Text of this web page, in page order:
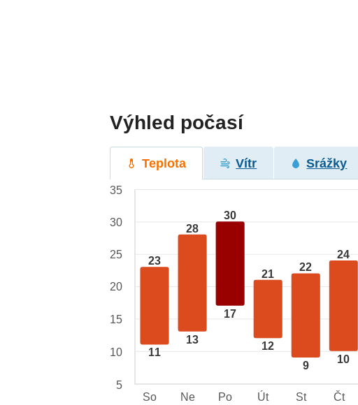
Výhled počasí
Teplota Vítr Srážky
23
11
28
13
30
17
21
12
22
9
24
10
35
30
25
20
15
10
5
So
Ne Po Út St Čt